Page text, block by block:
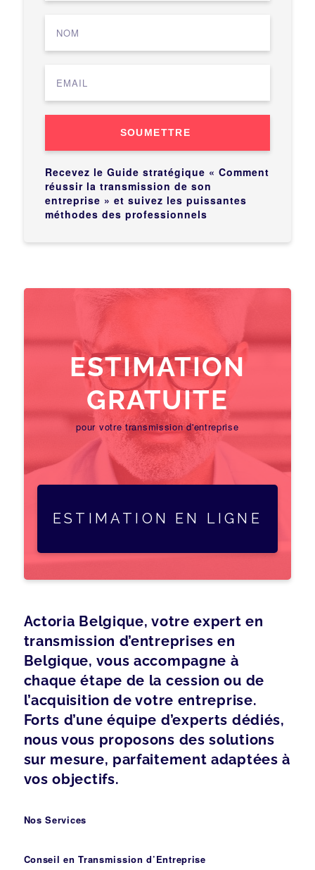
SOUMETTRE
Recevez le Guide stratégique « Comment
réussir la transmission de son
entreprise » et suivez les puissantes
méthodes des professionnels
ESTIMATION
GRATUITE
pour votre transmission d'entreprise
ESTIMATION EN LIGNE
Actoria Belgique, votre expert en
transmission d’entreprises en
Belgique, vous accompagne à
chaque étape de la cession ou de
l’acquisition de votre entreprise.
Forts d’une équipe d’experts dédiés,
nous vous proposons des solutions
sur mesure, parfaitement adaptées à
vos objectifs.
Nos Services
Conseil en Transmission d’Entreprise